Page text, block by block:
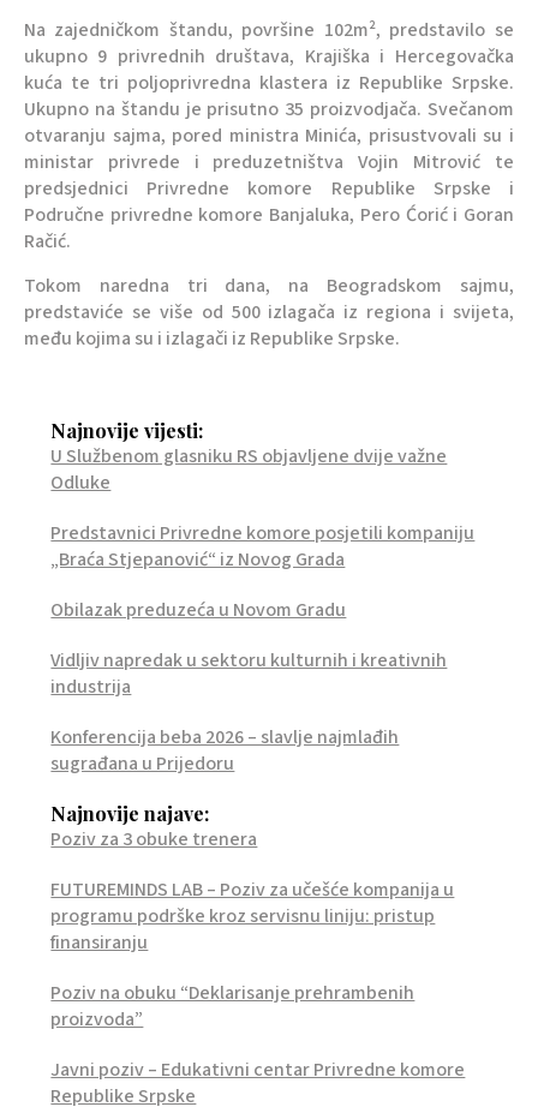
Na zajedničkom štandu, površine 102m², predstavilo se
ukupno 9 privrednih društava, Krajiška i Hercegovačka
kuća te tri poljoprivredna klastera iz Republike Srpske.
Ukupno na štandu je prisutno 35 proizvodjača. Svečanom
otvaranju sajma, pored ministra Minića, prisustvovali su i
ministar privrede i preduzetništva Vojin Mitrović te
predsjednici Privredne komore Republike Srpske i
Područne privredne komore Banjaluka, Pero Ćorić i Goran
Račić.
Tokom naredna tri dana, na Beogradskom sajmu,
predstaviće se više od 500 izlagača iz regiona i svijeta,
među kojima su i izlagači iz Republike Srpske.
Najnovije vijesti:
U Službenom glasniku RS objavljene dvije važne
Odluke
Predstavnici Privredne komore posjetili kompaniju
„Braća Stjepanović“ iz Novog Grada
Obilazak preduzeća u Novom Gradu
Vidljiv napredak u sektoru kulturnih i kreativnih
industrija
Konferencija beba 2026 – slavlje najmlađih
sugrađana u Prijedoru
Najnovije najave:
Poziv za 3 obuke trenera
FUTUREMINDS LAB – Poziv za učešće kompanija u
programu podrške kroz servisnu liniju: pristup
finansiranju
Poziv na obuku “Deklarisanje prehrambenih
proizvoda”
Javni poziv – Edukativni centar Privredne komore
Republike Srpske